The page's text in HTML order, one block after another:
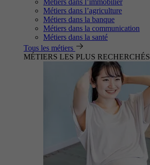
Métiers dans l’immobilier
Métiers dans l’agriculture
Métiers dans la banque
Métiers dans la communication
Métiers dans la santé
Tous les métiers
MÉTIERS LES PLUS RECHERCHÉS